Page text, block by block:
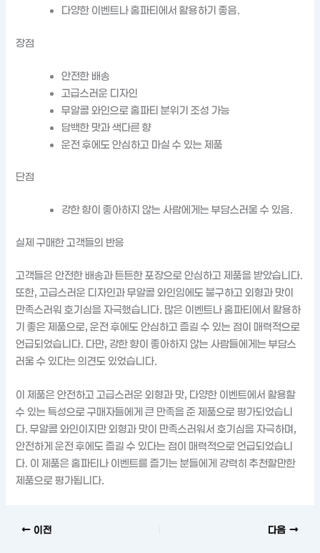
다양한 이벤트나 홈파티에서 활용하기 좋음.
장점
안전한 배송
고급스러운 디자인
무알콜 와인으로 홈파티 분위기 조성 가능
담백한 맛과 색다른 향
운전 후에도 안심하고 마실 수 있는 제품
단점
강한 향이 좋아하지 않는 사람에게는 부담스러울 수 있음.
실제 구매한 고객들의 반응
고객들은 안전한 배송과 튼튼한 포장으로 안심하고 제품을 받았습니다.
또한, 고급스러운 디자인과 무알콜 와인임에도 불구하고 외형과 맛이
만족스러워 호기심을 자극했습니다. 많은 이벤트나 홈파티에서 활용하
기 좋은 제품으로, 운전 후에도 안심하고 즐길 수 있는 점이 매력적으로
언급되었습니다. 다만, 강한 향이 좋아하지 않는 사람들에게는 부담스
러울 수 있다는 의견도 있었습니다.
이 제품은 안전하고 고급스러운 외형과 맛, 다양한 이벤트에서 활용할
수 있는 특성으로 구매자들에게 큰 만족을 준 제품으로 평가되었습니
다. 무알콜 와인이지만 외형과 맛이 만족스러워서 호기심을 자극하며,
안전하게 운전 후에도 즐길 수 있다는 점이 매력적으로 언급되었습니
다. 이 제품은 홈파티나 이벤트를 즐기는 분들에게 강력히 추천할만한
제품으로 평가됩니다.
이전 다음